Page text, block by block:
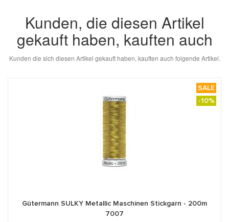
412 362 350
300
Kunden, die diesen Artikel
gekauft haben, kauften auch
Kunden die sich diesen Artikel gekauft haben, kauften auch folgende Artikel.
SALE
-10%
Gütermann SULKY Metallic Maschinen Stickgarn - 200m
7007